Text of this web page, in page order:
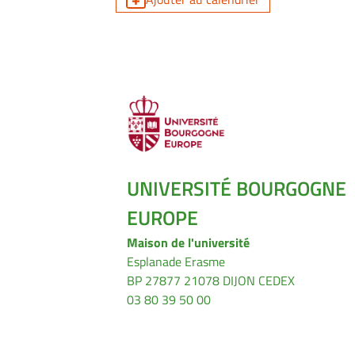
UNIVERSITÉ BOURGOGNE
EUROPE
Maison de l'université
Esplanade Erasme
BP 27877 21078 DIJON CEDEX
03 80 39 50 00